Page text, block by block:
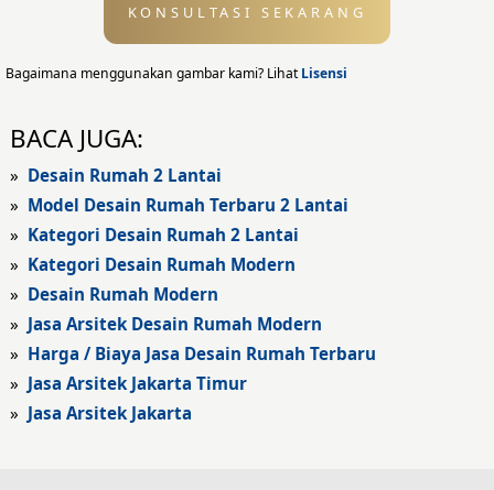
Desain Eksterior
Desain Eksterior Rumah
Desain Rumah Modern
Fasad Rumah Modern
Fasad Kantor
Fasad Hotel
Fasad Rumah Klasik
KONSULTASI SEKARANG
Bagaimana menggunakan gambar kami? LihatLisensi
BACA JUGA:
» Desain Rumah 2 Lantai
» Model Desain Rumah Terbaru 2 Lantai
» Kategori Desain Rumah 2 Lantai
» Kategori Desain Rumah Modern
» Desain Rumah Modern
» Jasa Arsitek Desain Rumah Modern
» Harga / Biaya Jasa Desain Rumah Terbaru
» Jasa Arsitek Jakarta Timur
» Jasa Arsitek Jakarta